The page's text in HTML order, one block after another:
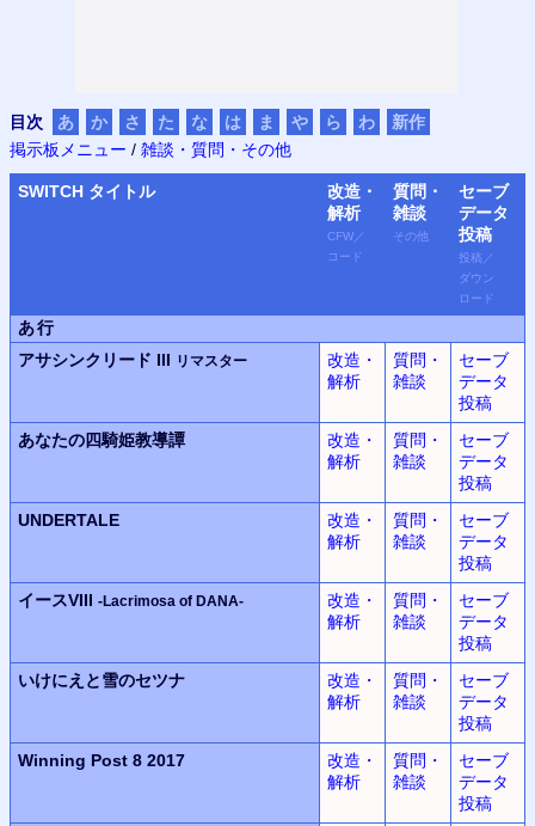
目次 あ か さ た な は ま や ら わ
新作
掲示板メニュー / 雑談・質問・その他
SWITCH タイトル
改造・
解析
CFW ／
コード
質問・
雑談
その他
セーブ
データ
投稿
投稿 ／
ダウン
ロード
あ行
アサシンクリード III リマスター
改造・
解析
質問・
雑談
セーブ
データ
投稿
あなたの四騎姫教導譚
改造・
解析
質問・
雑談
セーブ
データ
投稿
UNDERTALE
改造・
解析
質問・
雑談
セーブ
データ
投稿
イースVIII -Lacrimosa of DANA-
改造・
解析
質問・
雑談
セーブ
データ
投稿
いけにえと雪のセツナ
改造・
解析
質問・
雑談
セーブ
データ
投稿
Winning Post 8 2017
改造・
解析
質問・
雑談
セーブ
データ
投稿